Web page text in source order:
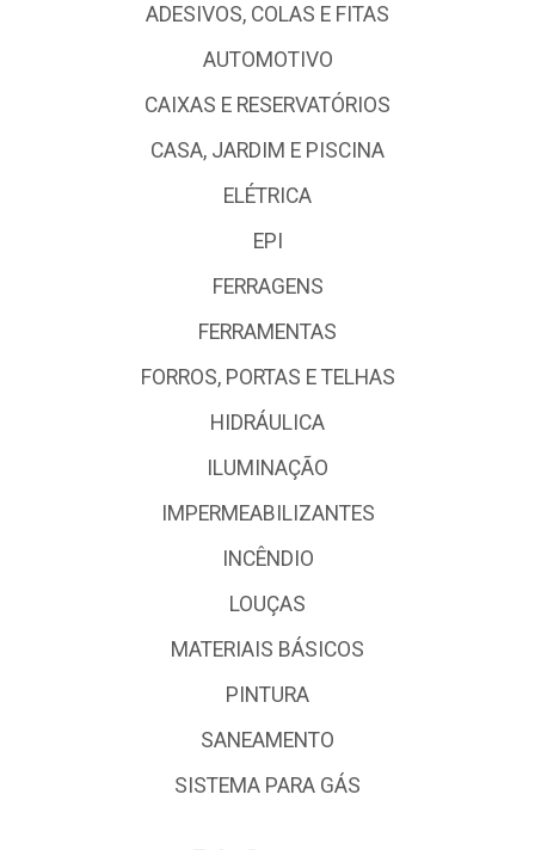
ADESIVOS, COLAS E FITAS
AUTOMOTIVO
CAIXAS E RESERVATÓRIOS
CASA, JARDIM E PISCINA
ELÉTRICA
EPI
FERRAGENS
FERRAMENTAS
FORROS, PORTAS E TELHAS
HIDRÁULICA
ILUMINAÇÃO
IMPERMEABILIZANTES
INCÊNDIO
LOUÇAS
MATERIAIS BÁSICOS
PINTURA
SANEAMENTO
SISTEMA PARA GÁS